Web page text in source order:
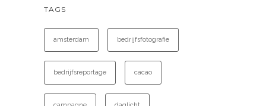
TAGS
amsterdam bedrijfsfotografie
bedrijfsreportage cacao